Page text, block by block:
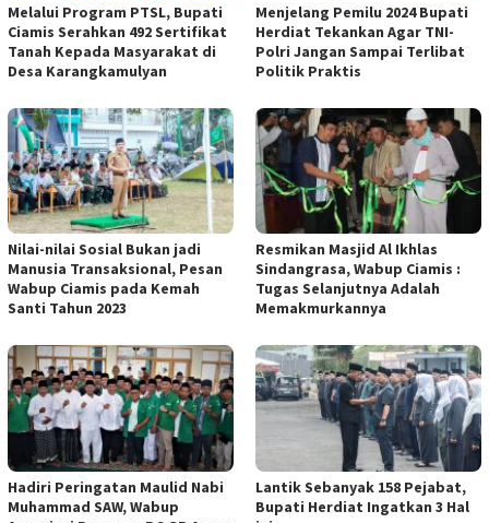
Melalui Program PTSL, Bupati
Ciamis Serahkan 492 Sertifikat
Tanah Kepada Masyarakat di
Desa Karangkamulyan
Menjelang Pemilu 2024 Bupati
Herdiat Tekankan Agar TNI-
Polri Jangan Sampai Terlibat
Politik Praktis
Nilai-nilai Sosial Bukan jadi
Manusia Transaksional, Pesan
Wabup Ciamis pada Kemah
Santi Tahun 2023
Resmikan Masjid Al Ikhlas
Sindangrasa, Wabup Ciamis :
Tugas Selanjutnya Adalah
Memakmurkannya
Hadiri Peringatan Maulid Nabi
Muhammad SAW, Wabup
Lantik Sebanyak 158 Pejabat,
Bupati Herdiat Ingatkan 3 Hal